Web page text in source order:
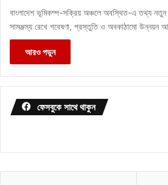
বাংলাদেশ ভূমিকম্প-সক্রিয় অঞ্চলে অবস্থিত-এ তথ্য
সামঞ্জস্য রেখে গবেষণা, প্রস্তুতি ও অবকাঠামো উন্নয়ন
আরও পড়ুন
ফেসবুকে সাথে থাকুন